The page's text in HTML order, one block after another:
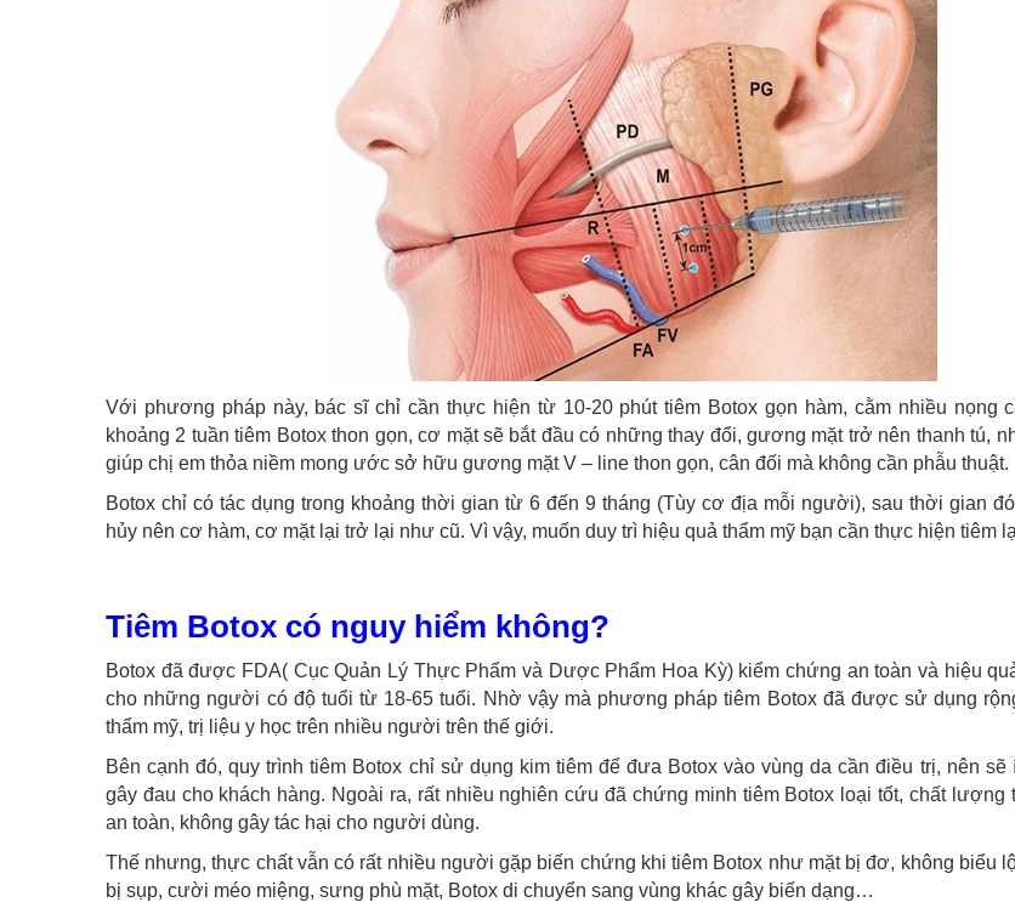
Với phương pháp này, bác sĩ chỉ cần thực hiện từ 10-20 phút tiêm Botox gọn hàm, cằm nhiều nọng
khoảng 2 tuần tiêm Botox thon gọn, cơ mặt sẽ bắt đầu có những thay đổi, gương mặt trở nên thanh tú,
giúp chị em thỏa niềm mong ước sở hữu gương mặt V – line thon gọn, cân đối mà không cần phẫu thuật.
Botox chỉ có tác dụng trong khoảng thời gian từ 6 đến 9 tháng (Tùy cơ địa mỗi người), sau thời gian
hủy nên cơ hàm, cơ mặt lại trở lại như cũ. Vì vậy, muốn duy trì hiệu quả thẩm mỹ bạn cần thực hiện tiêm
Tiêm Botox có nguy hiểm không?
Botox đã được FDA( Cục Quản Lý Thực Phẩm và Dược Phẩm Hoa Kỳ) kiểm chứng an toàn và hiệu
cho những người có độ tuổi từ 18-65 tuổi. Nhờ vậy mà phương pháp tiêm Botox đã được sử dụng
thẩm mỹ, trị liệu y học trên nhiều người trên thế giới.
Bên cạnh đó, quy trình tiêm Botox chỉ sử dụng kim tiêm để đưa Botox vào vùng da cần điều trị, nên sẽ
gây đau cho khách hàng. Ngoài ra, rất nhiều nghiên cứu đã chứng minh tiêm Botox loại tốt, chất lượng
an toàn, không gây tác hại cho người dùng.
Thế nhưng, thực chất vẫn có rất nhiều người gặp biến chứng khi tiêm Botox như mặt bị đơ, không biểu
bị sụp, cười méo miệng, sưng phù mặt, Botox di chuyển sang vùng khác gây biến dạng…